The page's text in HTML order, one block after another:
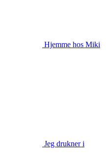
Hjemme hos Miki
Jeg drukner i